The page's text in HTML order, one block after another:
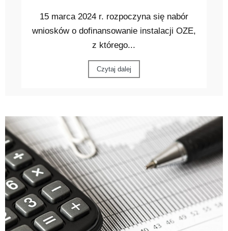
15 marca 2024 r. rozpoczyna się nabór
wniosków o dofinansowanie instalacji OZE,
z którego...
Czytaj dalej